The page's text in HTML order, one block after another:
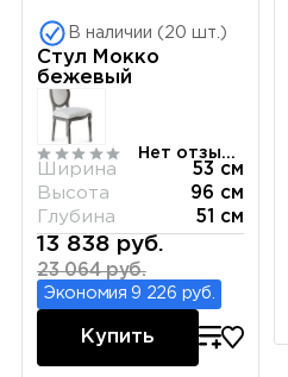
В наличии (20 шт.)
Стул Мокко
бежевый
Нет отзывов
Ширина
53 см
Высота
96 см
Глубина
51 см
13 838 руб.
23 064 руб.
Экономия 9 226 руб.
Купить